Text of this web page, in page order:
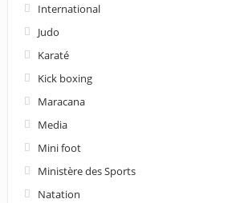
International
Judo
Karaté
Kick boxing
Maracana
Media
Mini foot
Ministère des Sports
Natation